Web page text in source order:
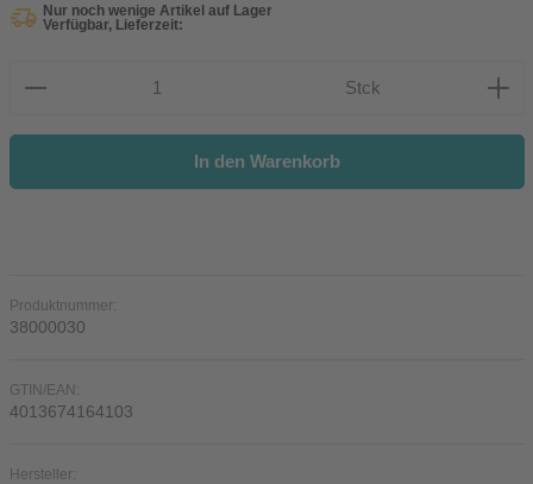
Nur noch wenige Artikel auf Lager
Verfügbar, Lieferzeit:
Produkt Anzahl: Gib den gewünschten Wert ein oder
Stck
In den Warenkorb
Produktnummer:
38000030
GTIN/EAN:
4013674164103
Hersteller: